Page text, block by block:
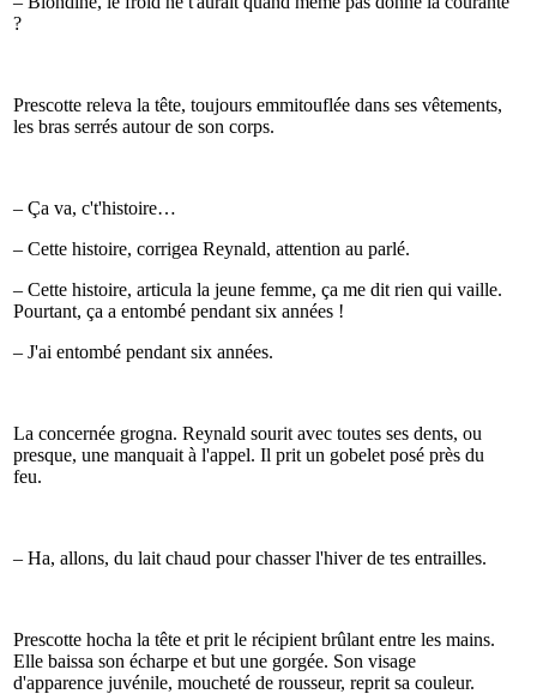
?
Prescotte releva la tête, toujours emmitouflée dans ses vêtements,
les bras serrés autour de son corps.
– Ça va, c't'histoire…
– Cette histoire, corrigea Reynald, attention au parlé.
– Cette histoire, articula la jeune femme, ça me dit rien qui vaille.
Pourtant, ça a entombé pendant six années !
– J'ai entombé pendant six années.
La concernée grogna. Reynald sourit avec toutes ses dents, ou
presque, une manquait à l'appel. Il prit un gobelet posé près du
feu.
– Ha, allons, du lait chaud pour chasser l'hiver de tes entrailles.
Prescotte hocha la tête et prit le récipient brûlant entre les mains.
Elle baissa son écharpe et but une gorgée. Son visage
d'apparence juvénile, moucheté de rousseur, reprit sa couleur.